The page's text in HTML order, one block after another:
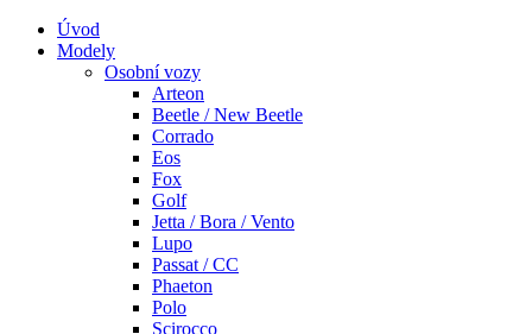
Úvod
Modely
Osobní vozy
Arteon
Beetle / New Beetle
Corrado
Eos
Fox
Golf
Jetta / Bora / Vento
Lupo
Passat / CC
Phaeton
Polo
Scirocco